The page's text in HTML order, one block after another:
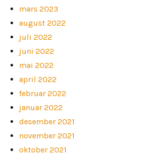
mars 2023
august 2022
juli 2022
juni 2022
mai 2022
april 2022
februar 2022
januar 2022
desember 2021
november 2021
oktober 2021